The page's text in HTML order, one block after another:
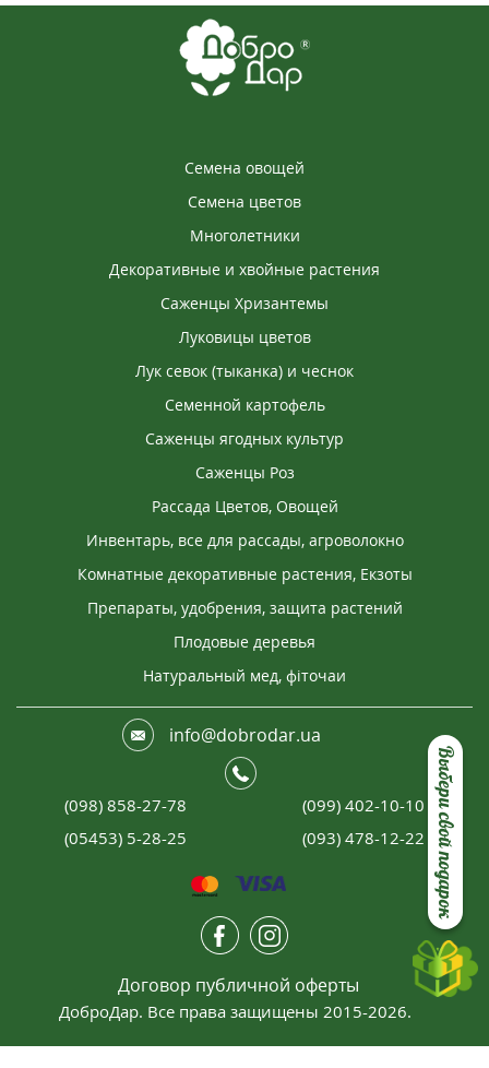
Выбери свой подарок
Семена овощей
Семена цветов
Многолетники
Декоративные и хвойные растения
Саженцы Хризантемы
Луковицы цветов
Лук севок (тыканка) и чеснок
Семенной картофель
Саженцы ягодных культур
Саженцы Роз
Рассада Цветов, Овощей
Инвентарь, все для рассады, агроволокно
Комнатные декоративные растения, Екзоты
Препараты, удобрения, защита растений
Плодовые деревья
Натуральный мед, фіточаи
info@dobrodar.ua
(098) 858-27-78
(099) 402-10-10
(05453) 5-28-25
(093) 478-12-22
Договор публичной оферты
ДоброДар. Все права защищены 2015-2026.